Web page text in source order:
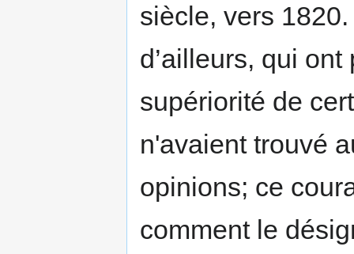
siècle, vers
d’ailleurs, qui
supériorité de
n'avaient trouvé
opinions; ce
comment le